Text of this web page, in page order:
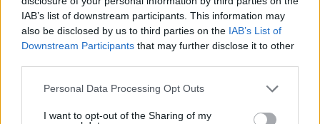
IAB’s list of downstream participants. This information may
also be disclosed by us to third parties on the IAB’s List of
Downstream Participants that may further disclose it to other
Please note that this website/app uses one or more Google
not limited to your visit or usage behaviour. You may click to
Personal Data Processing Opt Outs
I want to opt-out of the Sharing of my
ΝΔΙΤΗΣ
14.11.2018, 11:12
Τωρα σωθήκαμε , σε λίγο θα έρθει και ο Μπογδάνος
τι άλλο θελουμε. Καραμανλή τα χάλια μας!
ΑΠΑΝΤΗΣΗ